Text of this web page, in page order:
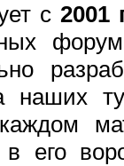
с 2001
наших
его